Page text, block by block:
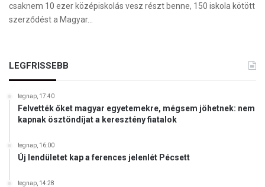
csaknem 10 ezer középiskolás vesz részt benne, 150 iskola kötött
szerződést a Magyar…
LEGFRISSEBB
tegnap, 17:40
Felvették őket magyar egyetemekre, mégsem jöhetnek: nem
kapnak ösztöndíjat a keresztény fiatalok
tegnap, 16:00
Új lendületet kap a ferences jelenlét Pécsett
tegnap, 14:28